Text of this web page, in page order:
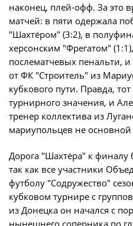
Новости
О турнире
Кубок
футболу
Календарь и
Турнирные
Команды
Игроки
Юрист
Бухгалтерия
Служба
Пресс-служба
Отдел
Комитеты
Контрольно-
наконец, плей-офф. За это
матчей: в пяти одержала
"Шахтёром" (3:2), в
херсонским "Фрегатом"
послематчевых пенальти,
от ФК "Строитель" из
кубкового пути. Правда,
турнирного значения, и
тренер коллектива из
мариупольцев не основной
Дорога "Шахтёра" к финалу
так как все участники
футболу "Содружество"
кубковом турнире с
из Донецка он начался с